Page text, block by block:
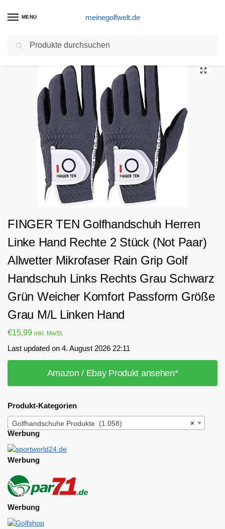
MENU meinegolfwelt.de
Start Golfhandschuhe Produkte /
FINGER TEN Golfhandschuh Herren
Linke Hand Rechte 2 Stück (Not Paar)
Allwetter Mikrofaser Rain Grip Golf
Handschuh Links Rechts Grau Schwarz
Grün Weicher Komfort Passform Größe
Grau M/L Linken Hand
€15,99 inkl. MwSt.
Last updated on 4. August 2026 22:11
Amazon / Ebay Produkt ansehen*
Produkt-Kategorien
×
Golfhandschuhe Produkte (1.058)
Werbung
Werbung
Werbung